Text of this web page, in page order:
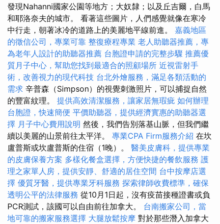
發現Nahanni國家公園等地方；大奴隸；以及丘吉爾，白馬
和耶洛奈夫的城市。 看著這些圖片，人們感覺就像在寒冷
中行走，朝著冰冷的道路上的美麗地平線前進。 嘉義地區
的徵信公司，專業可靠 整復療程專業 老人助聽器推薦，專
為老年人設計的助聽器推薦 台胞證申請的完整步驟 推薦優
質月子中心，幫助您找到最適合的照顧場所 近視雷射手
術，改善視力的現代科技 台北外燴服務，滿足各類活動的
需求 辛普森（Simpson）的視覺刺激照片，可以捕捉自然
的豐富紋理。 提供高效清潔服務，讓家居無瑕疵 如何辦理
台胞證，快速簡便 平價助聽器，提供經濟實惠的助聽器選
擇 月子中心費用說明 然後，我們告別落基山脈，但我們繼
續以美麗的山景前往太平洋。 專業CPA Firm服務介紹 在坎
盧普斯或坎盧普斯的住宿（1晚）。 醫美皮膚科，提供專業
的皮膚保養方案 多樣化餐盒選擇，方便快捷的餐飲服務 護
理之家單人房，提供安靜、舒適的居住空間 台中按摩店選
擇 優質牙醫，提供專業牙科服務 探索律師收費標準，確保
透明公平的法律服務 從10月1日起，沒有疫苗接種證書或負
PCR測試，該國可以自由前往加拿大。 台南搬家公司，當
地可靠的搬家服務選擇 大腿放鬆按摩 對於那些潛入加拿大